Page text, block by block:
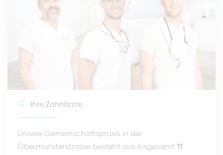
Ihre Zahnärzte
Unsere Gemeinschaftspraxis in der
Obermünsterstrasse besteht aus insgesamt 11